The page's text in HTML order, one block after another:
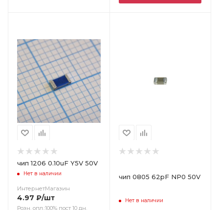
чип 1206 0.10uF Y5V 50V
Нет в наличии
ИнтернетМагазин
4.97 ₽/шт
Розн. опл.:100% пост 10 дн.
чип 0805 62pF NP0 50V
Нет в наличии